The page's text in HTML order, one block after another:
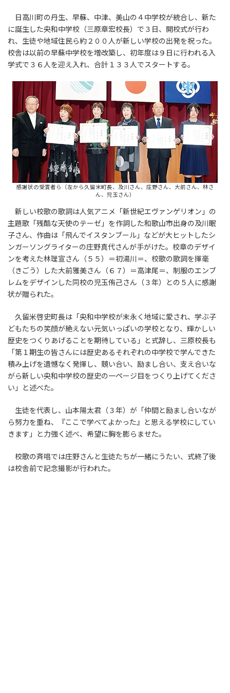
日高川町の丹生、早蘇、中津、美山の４中学校が統合し、新た
に誕生した央和中学校（三原章宏校長）で３日、開校式が行わ
れ、生徒や地域住民ら約２００人が新しい学校の出発を祝った。
校舎は以前の早蘇中学校を増改築し、初年度は９日に行われる入
学式で３６人を迎え入れ、合計１３３人でスタートする。
感謝状の受賞者ら（左から久留米町長、及川さん、庄野さん、大前さん、林さ
ん、児玉さん）
新しい校歌の歌詞は人気アニメ「新世紀エヴァンゲリオン」の
主題歌「残酷な天使のテーゼ」を作詞した和歌山市出身の及川眠
子さん、作曲は「飛んでイスタンブール」などが大ヒットしたシ
ンガーソングライターの庄野真代さんが手がけた。校章のデザイ
ンを考えた林理宣さん（５５）＝初湯川＝、校歌の歌詞を揮毫
（きごう）した大前雅美さん（６７）＝高津尾＝、制服のエンブ
レムをデザインした同校の児玉侑己さん（３年）との５人に感謝
状が贈られた。
久留米啓史町長は「央和中学校が末永く地域に愛され、学ぶ子
どもたちの笑顔が絶えない元気いっぱいの学校となり、輝かしい
歴史をつくりあげることを期待している」と式辞し、三原校長も
「第１期生の皆さんには歴史あるそれぞれの中学校で学んできた
積み上げを遺憾なく発揮し、競い合い、励まし合い、支え合いな
がら新しい央和中学校の歴史の一ページ目をつくり上げてくださ
い」と述べた。
生徒を代表し、山本陽太君（３年）が「仲間と励まし合いなが
ら努力を重ね、『ここで学べてよかった』と思える学校にしてい
きます」と力強く述べ、希望に胸を膨らませた。
校歌の斉唱では庄野さんと生徒たちが一緒にうたい、式終了後
は校舎前で記念撮影が行われた。